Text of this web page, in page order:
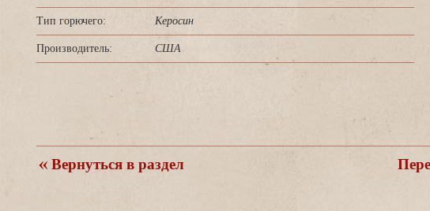
Тип горючего: Керосин
Производитель: США
ернуться в раздел